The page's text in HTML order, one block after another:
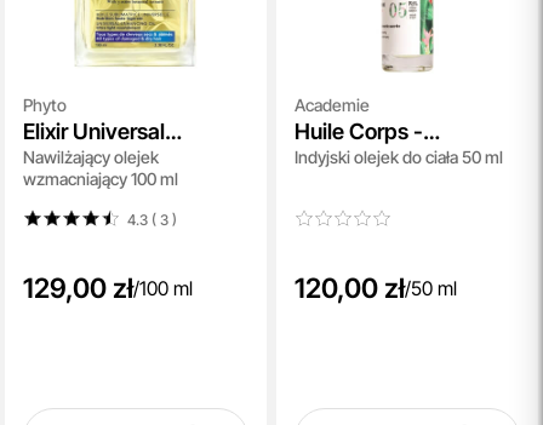
Phyto
Elixir Universal
Enhancing Oil
Nawilżający olejek
wzmacniający 100 ml
4.3 ( 3)
129,00 zł/100 ml
Academie
Huile Corps -
Ceremonie sacre
Indyjski olejek do ciała 50 ml
120,00 zł/50 ml